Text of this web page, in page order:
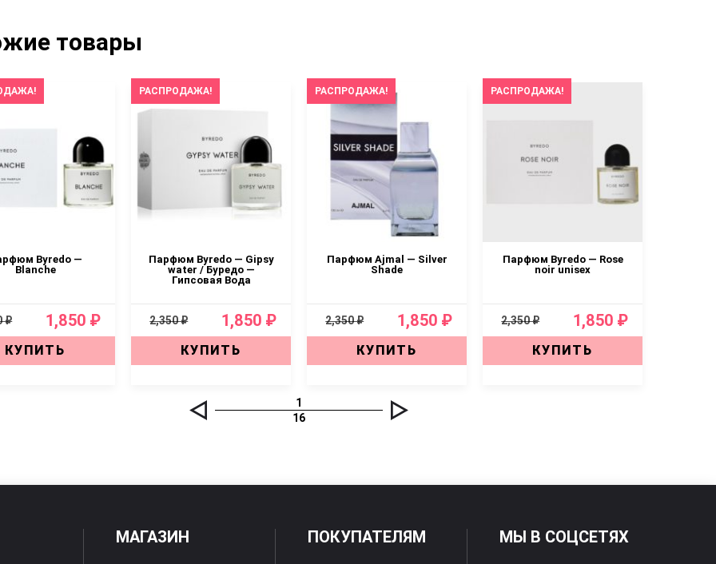
товары
Byredo —
Blanche
₽ 1,850 ₽
КУПИТЬ
РАСПРОДАЖА!
Парфюм Byredo — Gipsy
water / Буредо —
Гипсовая Вода
2,350 ₽ 1,850 ₽
КУПИТЬ
РАСПРОДАЖА!
Парфюм Ajmal — Silver
Shade
2,350 ₽ 1,850 ₽
КУПИТЬ
РАСПРОДАЖА!
Парфюм Byredo — Rose
noir unisex
2,350 ₽ 1,850 ₽
КУПИТЬ
1
16
МАГАЗИН ПОКУПАТЕЛЯМ МЫ В СОЦСЕТЯХ